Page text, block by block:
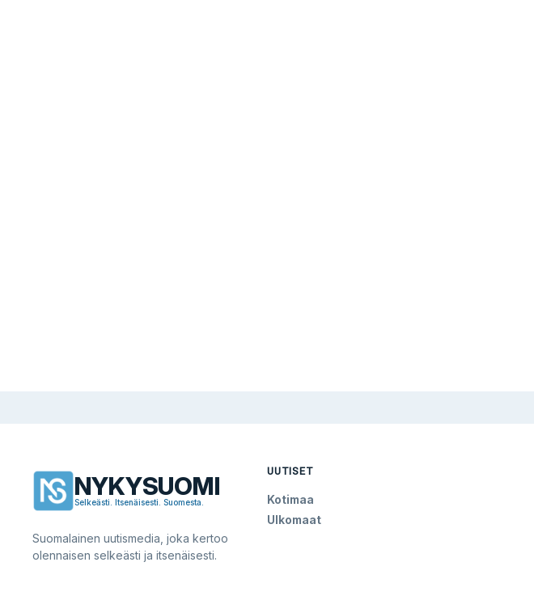
NYKYSUOMI
Selkeästi. Itsenäisesti. Suomesta.
Suomalainen uutismedia, joka kertoo
olennaisen selkeästi ja itsenäisesti.
UUTISET
Kotimaa
Ulkomaat